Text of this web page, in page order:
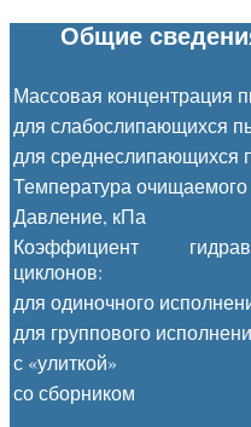
Общие
Массовая концентрация
для слабослипающихся
для среднеслипающихся
Температура очищаемого
Давление, кПа
Коэффициент
циклонов:
для одиночного
для группового
с «улиткой»
со сборником